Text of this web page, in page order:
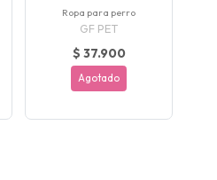
Ropa para perro
GF PET
$ 37.900
Agotado